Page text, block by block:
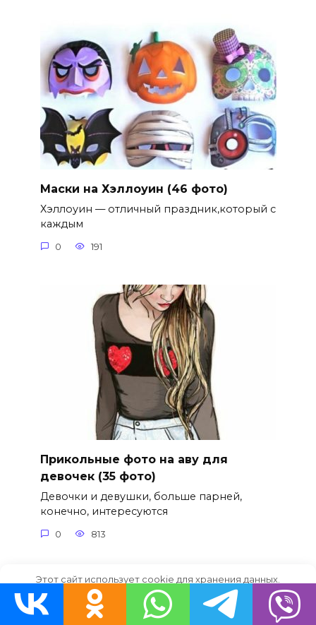
Маски на Хэллоуин (46 фото)
Хэллоуин — отличный праздник,который с
каждым
0 191
Прикольные фото на аву для
девочек (35 фото)
Девочки и девушки, больше парней,
конечно, интересуются
0 813
Этот сайт использует cookie для хранения данных.
Продолжая использовать сайт, Вы даете свое согласие на
работу с этими файлами.
OK